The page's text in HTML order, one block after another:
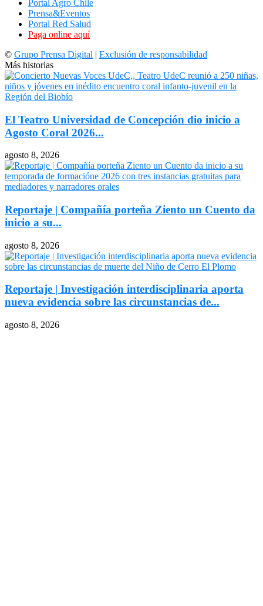
Portal Agro Chile
Prensa&Eventos
Portal Red Salud
Paga online aquí
© Grupo Prensa Digital | Exclusión de responsabilidad
Más historias
El Teatro Universidad de Concepción dio inicio a
Agosto Coral 2026...
agosto 8, 2026
Reportaje | Compañía porteña Ziento un Cuento da
inicio a su...
agosto 8, 2026
Reportaje | Investigación interdisciplinaria aporta
nueva evidencia sobre las circunstancias de...
agosto 8, 2026